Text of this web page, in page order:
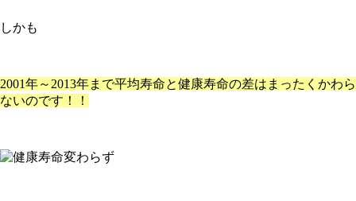
しかも
2001年～2013年まで平均寿命と健康寿命の差はまったくかわら
ないのです！！